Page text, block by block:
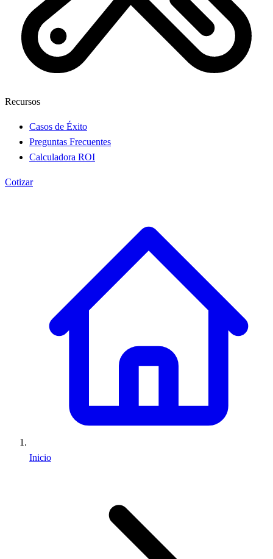
Recursos
Casos de Éxito
Preguntas Frecuentes
Calculadora ROI
Cotizar
Inicio